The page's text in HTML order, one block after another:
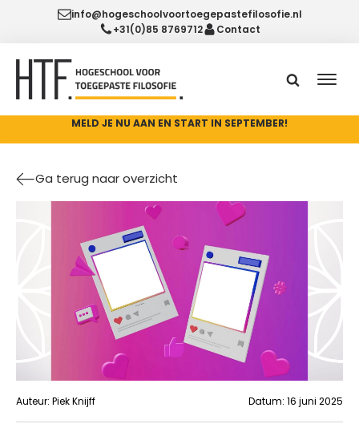
info@hogeschoolvoortoegepastefilosofie.nl
+31(0)85 8769712
Contact
MELD JE NU AAN EN START IN SEPTEMBER!
Ga terug naar overzicht
Auteur: Piek Knijff Datum: 16 juni 2025